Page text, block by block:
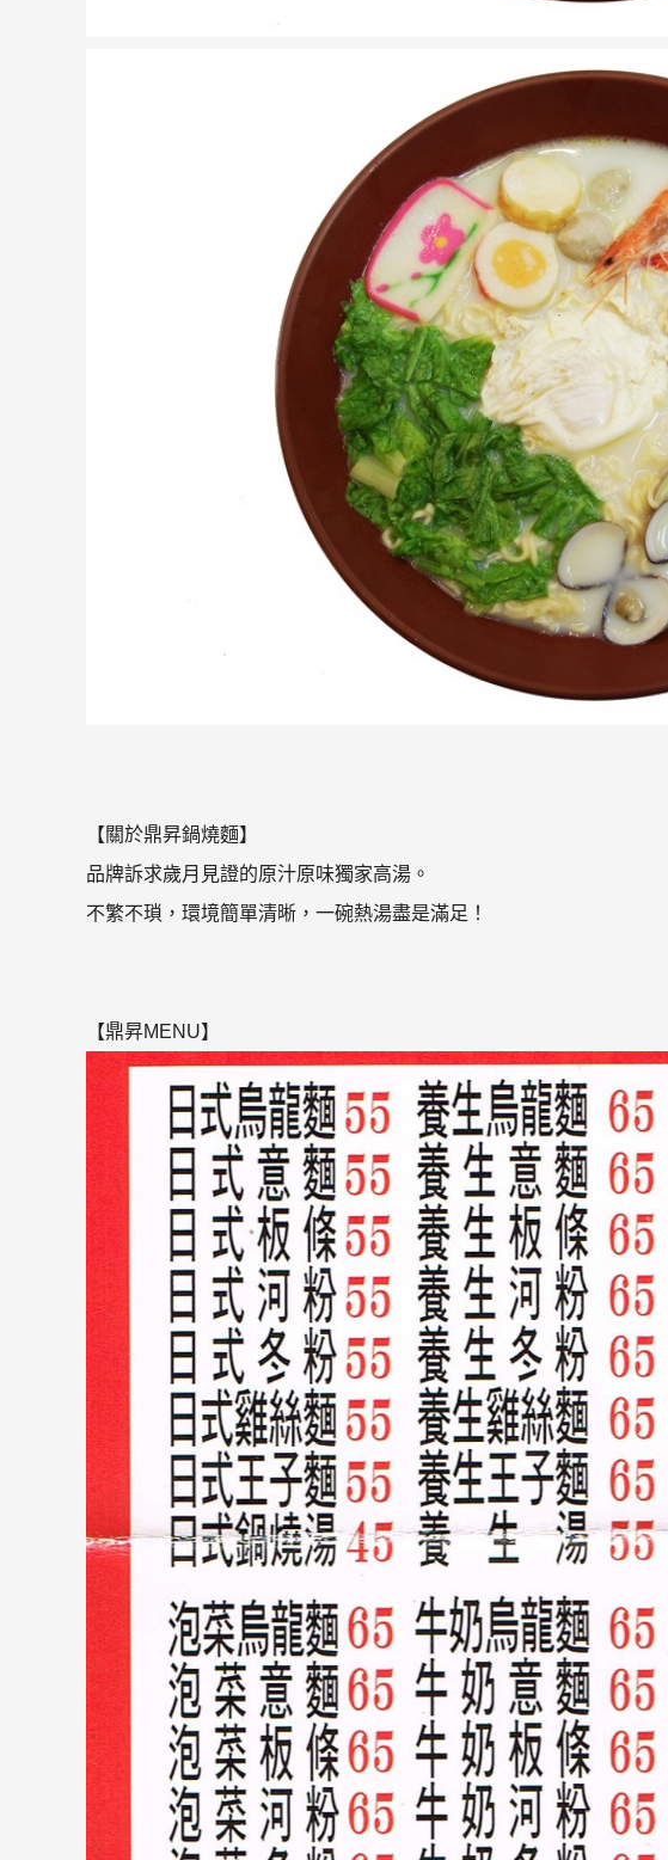
【關於鼎昇鍋燒麵】
品牌訴求歲月見證的原汁原味獨家高湯。
不繁不瑣，環境簡單清晰，一碗熱湯盡是滿足！
【鼎昇MENU】